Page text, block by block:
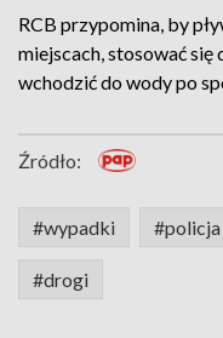
RCB przypomina, by
miejscach, stosować
wchodzić do wody po
Źródło:
#wypadki #policja
#drogi